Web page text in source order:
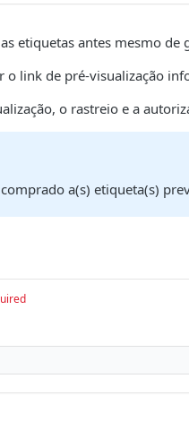
etiquetas antes mesmo de
o link de pré-visualização
o rastreio e a
a(s) etiqueta(s)